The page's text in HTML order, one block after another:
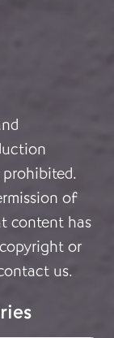
of
content has
or
us.